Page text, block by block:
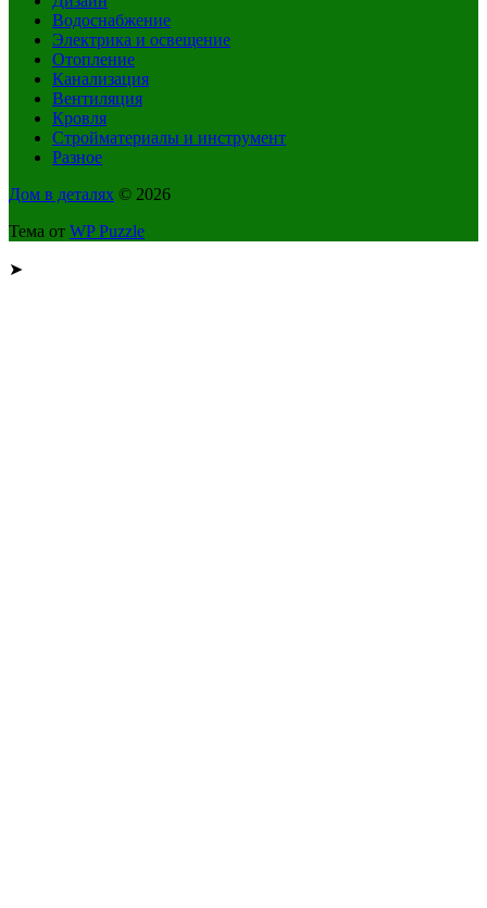
Водоснабжение
Электрика и освещение
Отопление
Канализация
Вентиляция
Кровля
Стройматериалы и инструмент
Разное
Дом в деталях © 2026
Тема от WP Puzzle
➤